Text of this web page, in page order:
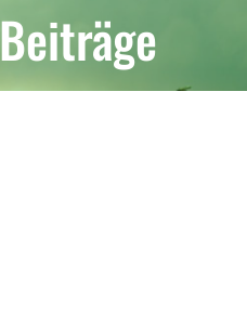
Beiträge